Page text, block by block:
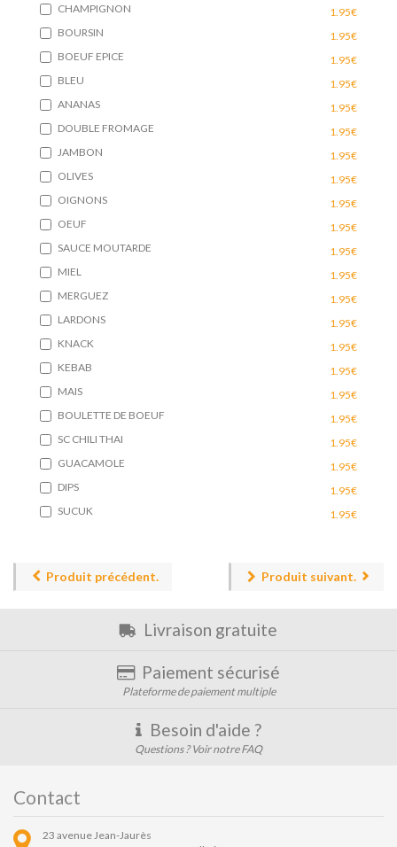
CHAMPIGNON
1.95€
BOURSIN
1.95€
BOEUF EPICE
1.95€
BLEU
1.95€
ANANAS
1.95€
DOUBLE FROMAGE
1.95€
JAMBON
1.95€
OLIVES
1.95€
OIGNONS
1.95€
OEUF
1.95€
SAUCE MOUTARDE
1.95€
MIEL
1.95€
MERGUEZ
1.95€
LARDONS
1.95€
KNACK
1.95€
KEBAB
1.95€
MAIS
1.95€
BOULETTE DE BOEUF
1.95€
SC CHILI THAI
1.95€
GUACAMOLE
1.95€
DIPS
1.95€
SUCUK
1.95€
Produit précédent. Produit suivant.
Livraison gratuite
Paiement sécurisé
Plateforme de paiement multiple
Besoin d'aide ?
Questions ? Voir notre FAQ
Contact
23 avenue Jean-Jaurès